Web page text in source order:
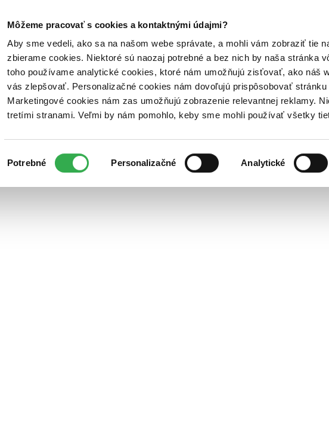
Môžeme pracovať s cookies a kontaktnými údajmi?
Aby sme vedeli, ako sa na našom webe správate, a mohli vám zobraziť tie
zbierame cookies. Niektoré sú naozaj potrebné a bez nich by naša stránka
toho používame analytické cookies, ktoré nám umožňujú zisťovať, ako náš
vás zlepšovať. Personalizačné cookies nám dovoľujú prispôsobovať
Marketingové cookies nám zas umožňujú zobrazenie relevantnej reklamy.
tretími stranami. Veľmi by nám pomohlo, keby sme mohli používať všetky
súhlasu
Potrebné Personalizačné Analytické
Poukážky Kontakt